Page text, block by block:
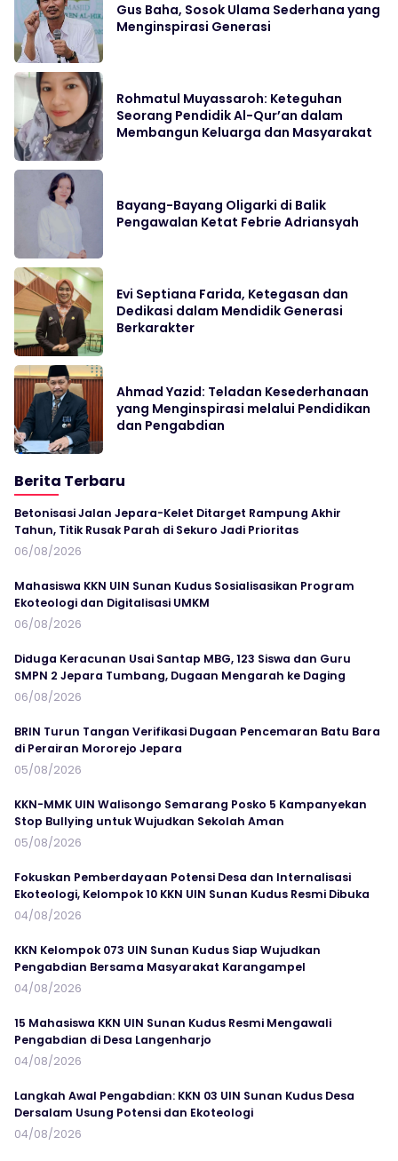
Gus Baha, Sosok Ulama Sederhana yang
Menginspirasi Generasi
Rohmatul Muyassaroh: Keteguhan
Seorang Pendidik Al-Qur’an dalam
Membangun Keluarga dan Masyarakat
Bayang-Bayang Oligarki di Balik
Pengawalan Ketat Febrie Adriansyah
Evi Septiana Farida, Ketegasan dan
Dedikasi dalam Mendidik Generasi
Berkarakter
Ahmad Yazid: Teladan Kesederhanaan
yang Menginspirasi melalui Pendidikan
dan Pengabdian
Berita Terbaru
Betonisasi Jalan Jepara-Kelet Ditarget Rampung Akhir
Tahun, Titik Rusak Parah di Sekuro Jadi Prioritas
06/08/2026
Mahasiswa KKN UIN Sunan Kudus Sosialisasikan Program
Ekoteologi dan Digitalisasi UMKM
06/08/2026
Diduga Keracunan Usai Santap MBG, 123 Siswa dan Guru
SMPN 2 Jepara Tumbang, Dugaan Mengarah ke Daging
06/08/2026
BRIN Turun Tangan Verifikasi Dugaan Pencemaran Batu Bara
di Perairan Mororejo Jepara
05/08/2026
KKN-MMK UIN Walisongo Semarang Posko 5 Kampanyekan
Stop Bullying untuk Wujudkan Sekolah Aman
05/08/2026
Fokuskan Pemberdayaan Potensi Desa dan Internalisasi
Ekoteologi, Kelompok 10 KKN UIN Sunan Kudus Resmi Dibuka
04/08/2026
KKN Kelompok 073 UIN Sunan Kudus Siap Wujudkan
Pengabdian Bersama Masyarakat Karangampel
04/08/2026
15 Mahasiswa KKN UIN Sunan Kudus Resmi Mengawali
Pengabdian di Desa Langenharjo
04/08/2026
Langkah Awal Pengabdian: KKN 03 UIN Sunan Kudus Desa
Dersalam Usung Potensi dan Ekoteologi
04/08/2026